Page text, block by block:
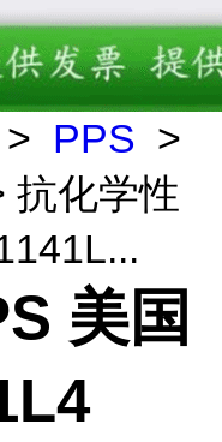
> PPS >
抗化学性
美国